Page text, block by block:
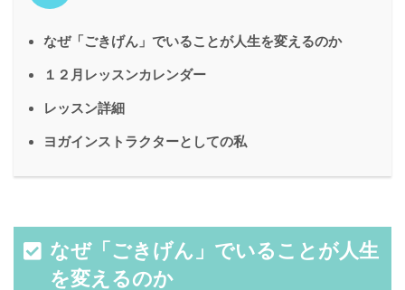
なぜ「ごきげん」でいることが人生を変えるのか
１２月レッスンカレンダー
レッスン詳細
ヨガインストラクターとしての私
なぜ「ごきげん」でいることが人生
を変えるのか